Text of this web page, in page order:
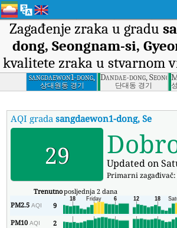
Zagađenje zraka u gradu
dong, Seongnam-si,
kvalitete zraka u stvarnom
sangdaewon1-dong,
Seongnam-si,
Gyeonggi
상대원동 경기
Dandae-dong,
단대동 경기
AQI gradasangdaewon1-dong,
29 Updated on
Primarni zagađivač:
Trenutnoposljednja 2 dana
PM2.5AQI 9
PM10AQI 2